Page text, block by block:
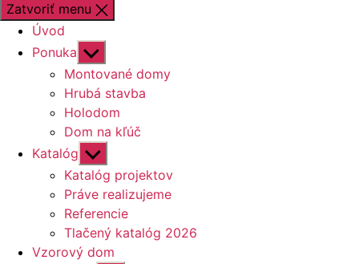
Zatvoriť menu
Úvod
Ponuka Zobraziť
druhú
úroveň
navigácie
Montované domy
Hrubá stavba
Holodom
Dom na kľúč
Katalóg Zobraziť
druhú
úroveň
navigácie
Katalóg projektov
Práve realizujeme
Referencie
Tlačený katalóg 2026
Vzorový dom